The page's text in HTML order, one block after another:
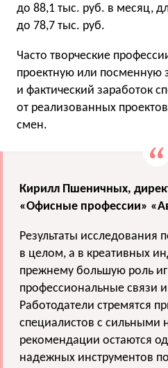
до 88,1 тыс. руб. в месяц,
до 78,7 тыс. руб.
Часто творческие
проектную или посменную
и фактический заработок
от реализованных
смен.
Кирилл Пшеничных,
«Офисные профессии»
Результаты исследования
в целом, а в креативных
прежнему большую роль
профессиональные связи
Работодатели стремятся
специалистов с сильными
рекомендации остаются
надежных инструментов